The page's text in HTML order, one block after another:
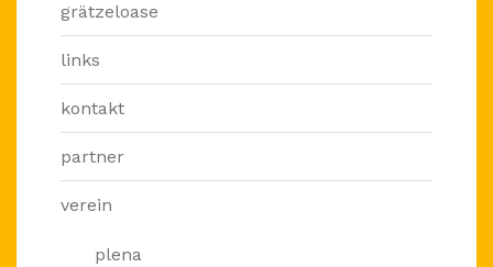
grätzeloase
links
kontakt
partner
verein
plena